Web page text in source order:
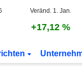
Veränd. 1. Jan.
+17,12 %